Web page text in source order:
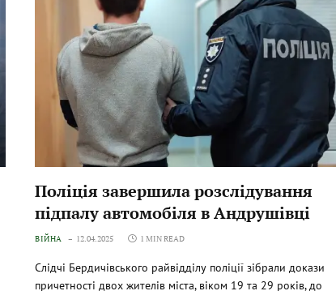
Поліція завершила розслідування
підпалу автомобіля в Андрушівці
ВІЙНА 12.04.2025 1 MIN READ
Слідчі Бердичівського райвідділу поліції зібрали докази
причетності двох жителів міста, віком 19 та 29 років, до